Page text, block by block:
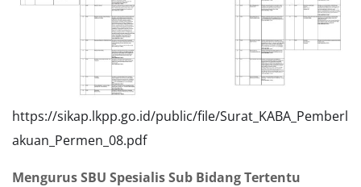
https://sikap.lkpp.go.id/public/file/Surat_KABA_Pemberl
akuan_Permen_08.pdf
Mengurus SBU Spesialis Sub Bidang Tertentu